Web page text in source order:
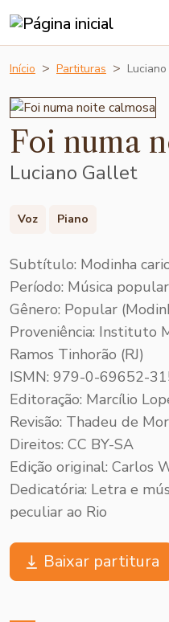
Início Partituras
Foi numa
Luciano Gallet
Voz Piano
Subtítulo: Modinha
Período: Música
Gênero: Popular
Proveniência: Instituto
Ramos Tinhorão (RJ)
ISMN: 979-0-69652-
Editoração: Marcílio
Revisão: Thadeu de
Direitos: CC BY-SA
Edição original: Carlos
Dedicatória: Letra e
peculiar ao Rio
Baixar partitura